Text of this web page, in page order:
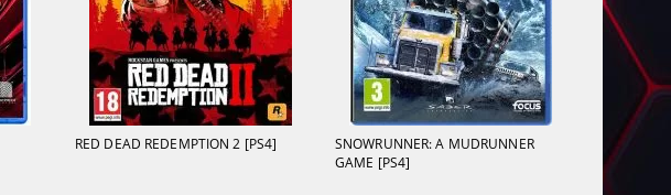
RED DEAD REDEMPTION 2 [PS4]
SNOWRUNNER: A MUDRUNNER
GAME [PS4]